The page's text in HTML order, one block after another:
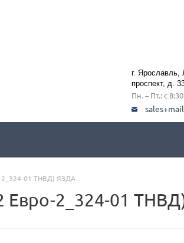
г. Ярославль,
проспект, д.
Пн. – Пт.: с
01 ТНВД) ЯЗДА
Евро-2_324-01